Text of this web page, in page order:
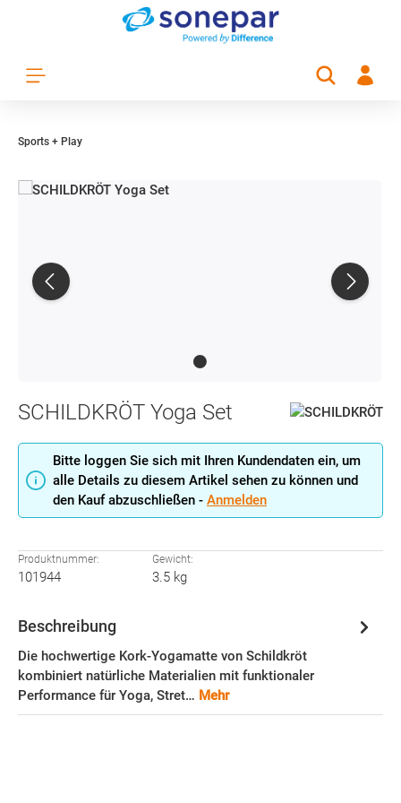
Zum Hauptinhalt springen
Sports + Play
SCHILDKRÖT Yoga Set
Bitte loggen Sie sich mit Ihren Kundendaten ein, um
alle Details zu diesem Artikel sehen zu können und
den Kauf abzuschließen - Anmelden
Produktnummer:
101944
Gewicht:
3.5 kg
Beschreibung
Die hochwertige Kork-Yogamatte von Schildkröt
kombiniert natürliche Materialien mit funktionaler
Performance für Yoga, Stret… Mehr